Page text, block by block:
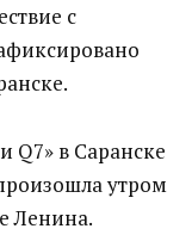
с
Q7» в Саранске
утром
Ленина.